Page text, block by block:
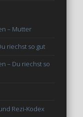
– Mutter
riechst so gut
– Du riechst so
Rezi-Kodex